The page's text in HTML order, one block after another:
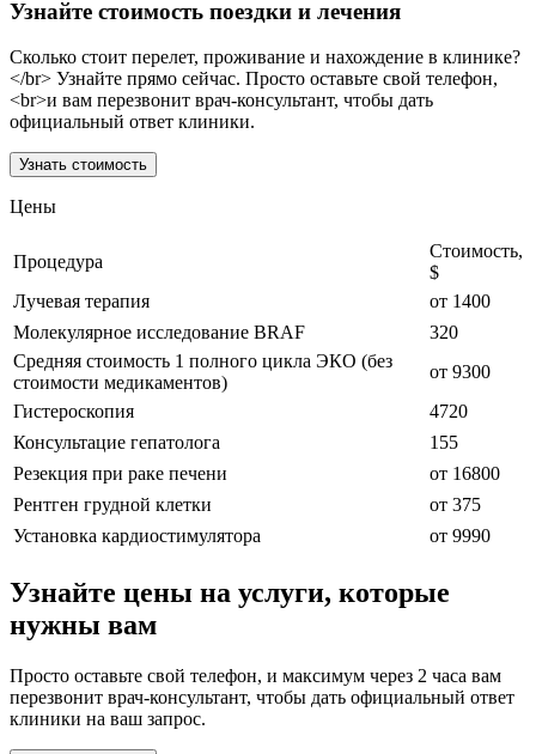
Узнайте стоимость поездки и лечения
Сколько стоит перелет, проживание и нахождение в клинике?
</br> Узнайте прямо сейчас. Просто оставьте свой телефон,
<br>и вам перезвонит врач-консультант, чтобы дать
официальный ответ клиники.
Узнать стоимость
Цены
Процедура
Стоимость,
$
Лучевая терапия
от 1400
Молекулярное исследование BRAF
320
Средняя стоимость 1 полного цикла ЭКО (без
стоимости медикаментов)
от 9300
Гистероскопия
4720
Консультацие гепатолога
155
Резекция при раке печени
от 16800
Рентген грудной клетки
от 375
Установка кардиостимулятора
от 9990
Узнайте цены на услуги, которые
нужны вам
Просто оставьте свой телефон, и максимум через 2 часа вам
перезвонит врач-консультант, чтобы дать официальный ответ
клиники на ваш запрос.